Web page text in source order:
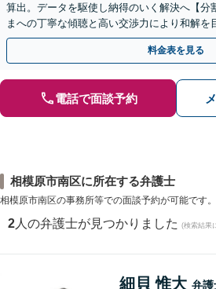
算出。データを駆使し納得のいく解決へ【分
まへの丁寧な傾聴と高い交渉力により和解を
認／遺言無効確認など、複雑な訴訟も実績豊
料金表を見る
電話で面談予約
相模原市南区に所在する弁護士
相模原市南区の事務所等での面談予約が可能です。
2 人の弁護士が見つかりました (検索結果
細貝 惟大 弁護